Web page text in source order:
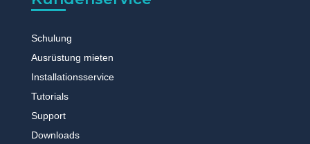
Schulung
Ausrüstung mieten
Installationsservice
Tutorials
Support
Downloads